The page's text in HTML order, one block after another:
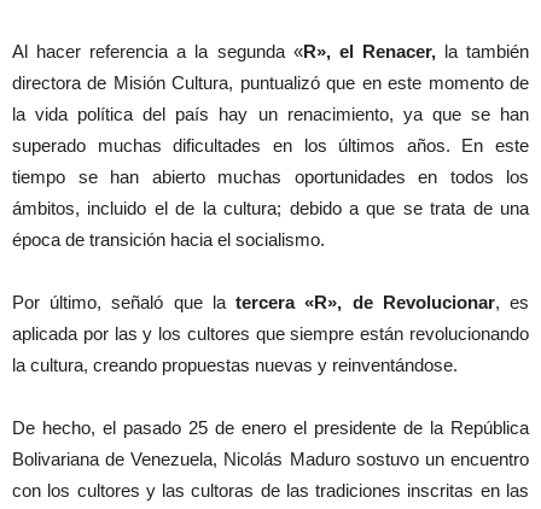
Al hacer referencia a la segunda «R», el Renacer,la también
directora de Misión Cultura, puntualizó que en este momento de
la vida política del país hay un renacimiento, ya que se han
superado muchas dificultades en los últimos años. En este
tiempo se han abierto muchas oportunidades en todos los
ámbitos, incluido el de la cultura; debido a que se trata de una
época de transición hacia el socialismo.
Por último, señaló que latercera «R», de Revolucionar, es
aplicada por las y los cultores que siempre están revolucionando
la cultura, creando propuestas nuevas y reinventándose.
De hecho, el pasado 25 de enero el presidente de la República
Bolivariana de Venezuela, Nicolás Maduro sostuvo un encuentro
con los cultores y las cultoras de las tradiciones inscritas en las